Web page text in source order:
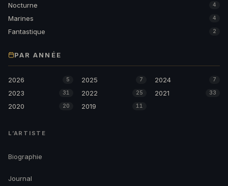
Nocturne 4
Marines 4
Fantastique 2
PAR ANNÉE
2026 5 2025 7 2024 7
2023 31 2022 25 2021 33
2020 20 2019 11
L’ARTISTE
Biographie
Journal